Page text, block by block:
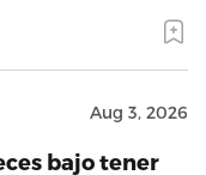
Aug 3, 2026
bajo tener